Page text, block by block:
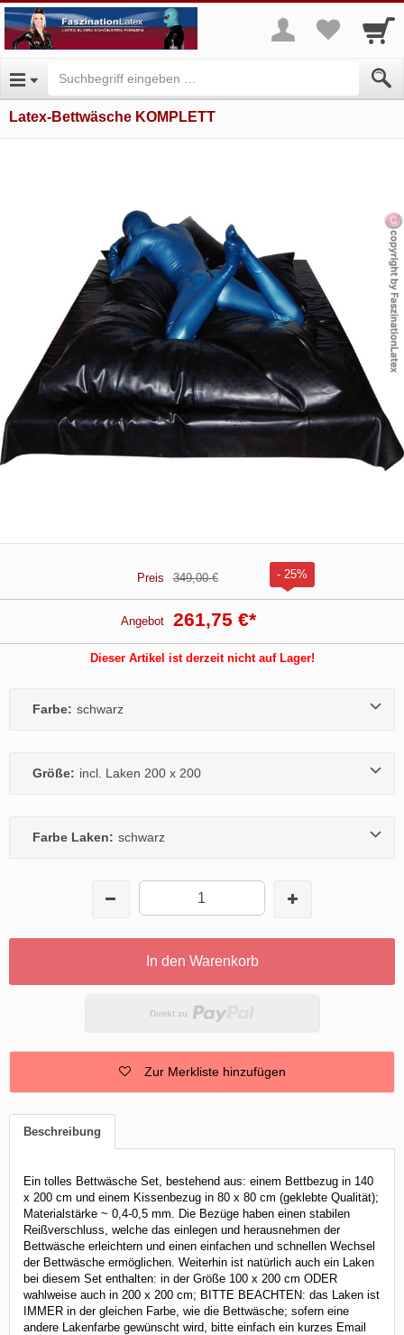
Latex-Bettwäsche KOMPLETT
Preis 349,00 € - 25%
Angebot 261,75 €*
Dieser Artikel ist derzeit nicht auf Lager!
Farbe: schwarz
Größe: incl. Laken 200 x 200
Farbe Laken: schwarz
In den Warenkorb
Zur Merkliste hinzufügen
Beschreibung
Ein tolles Bettwäsche Set, bestehend aus: einem Bettbezug in 140
x 200 cm und einem Kissenbezug in 80 x 80 cm (geklebte Qualität);
Materialstärke ~ 0,4-0,5 mm. Die Bezüge haben einen stabilen
Reißverschluss, welche das einlegen und herausnehmen der
Bettwäsche erleichtern und einen einfachen und schnellen Wechsel
der Bettwäsche ermöglichen. Weiterhin ist natürlich auch ein Laken
bei diesem Set enthalten: in der Größe 100 x 200 cm ODER
wahlweise auch in 200 x 200 cm; BITTE BEACHTEN: das Laken ist
IMMER in der gleichen Farbe, wie die Bettwäsche; sofern eine
andere Lakenfarbe gewünscht wird, bitte einfach ein kurzes Email